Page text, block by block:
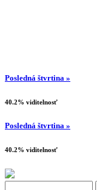
Posledná štvrtina »
40.2% viditelnosť
Posledná štvrtina »
40.2% viditelnosť